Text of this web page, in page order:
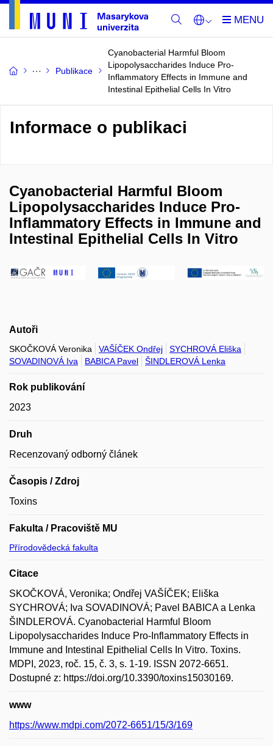
Publikace
Cyanobacterial Harmful Bloom
Lipopolysaccharides Induce Pro-
Inflammatory Effects in Immune and
Intestinal Epithelial Cells In Vitro
Informace o publikaci
Cyanobacterial Harmful Bloom
Lipopolysaccharides Induce Pro-
Inflammatory Effects in Immune and
Intestinal Epithelial Cells In Vitro
Autoři
SKOČKOVÁ Veronika VAŠÍČEK Ondřej
SYCHROVÁ Eliška
SOVADINOVÁ Iva
BABICA Pavel ŠINDLEROVÁ Lenka
Rok publikování
2023
Druh
Recenzovaný odborný článek
Časopis / Zdroj
Toxins
Fakulta / Pracoviště MU
Přírodovědecká fakulta
Citace
SKOČKOVÁ, Veronika; Ondřej VAŠÍČEK; Eliška
SYCHROVÁ; Iva SOVADINOVÁ; Pavel BABICA a Lenka
ŠINDLEROVÁ. Cyanobacterial Harmful Bloom
Lipopolysaccharides Induce Pro-Inflammatory Effects in
Immune and Intestinal Epithelial Cells In Vitro. Toxins.
MDPI, 2023, roč. 15, č. 3, s. 1-19. ISSN 2072-6651.
Dostupné z: https://doi.org/10.3390/toxins15030169.
www
https://www.mdpi.com/2072-6651/15/3/169